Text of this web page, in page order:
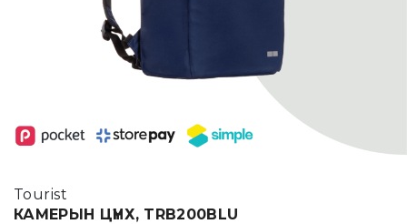
Tourist
КАМЕРЫН ЦҮНХ, TRB200BLU